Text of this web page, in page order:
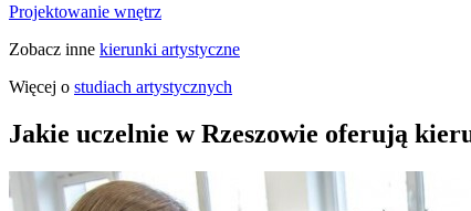
Projektowanie wnętrz
Zobacz inne kierunki artystyczne
Więcej o studiach artystycznych
Jakie uczelnie w Rzeszowie oferują